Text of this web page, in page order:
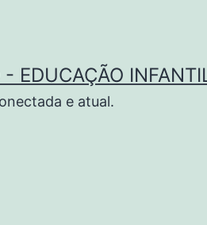
EDUCAÇÃO
e atual.